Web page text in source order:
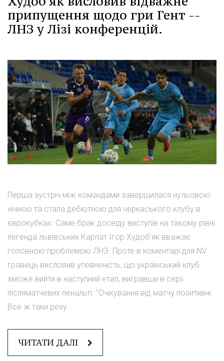
припущення щодо гри Гент --
ЛНЗ у Лізі конференцій.
Перша зустріч між командами завершилася нульовою
нічиєю та стала дебютною для черкаського клубу в
єврокубках. Саме брак досвіду виступів на такому рівні
легенда львівських Карпат Ігор Худоб'як вважає
головною проблемою ЛНЗ. Проте в коментарі для NV
гравець висловив упевненість, що український клуб
зможе вийти в наступний етап, вигравши в серії
післяматчевих пенальті. "Очікування від матчу позитивні.
Все ж таки резу...
ЧИТАТИ ДАЛІ